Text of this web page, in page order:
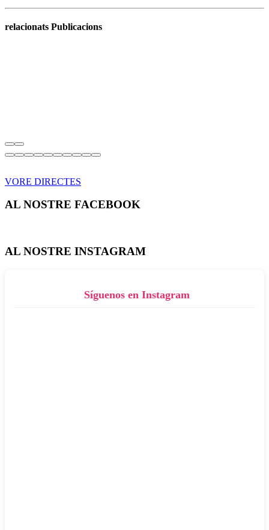
relacionats Publicacions
VORE DIRECTES
AL NOSTRE FACEBOOK
AL NOSTRE INSTAGRAM
Síguenos en Instagram